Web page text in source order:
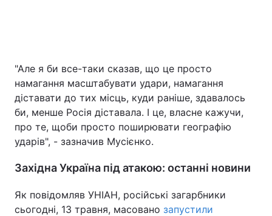
"Але я би все-таки сказав, що це просто
намагання масштабувати удари, намагання
діставати до тих місць, куди раніше, здавалось
би, менше Росія діставала. І це, власне кажучи,
про те, щоби просто поширювати географію
ударів", - зазначив Мусієнко.
Західна Україна під атакою: останні новини
Як повідомляв УНІАН, російські загарбники
сьогодні, 13 травня, масовано запустили